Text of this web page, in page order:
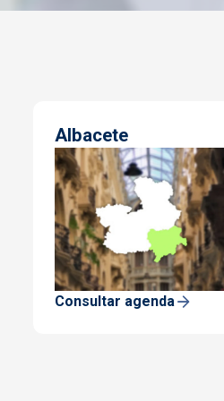
Albacete
Consultar agenda